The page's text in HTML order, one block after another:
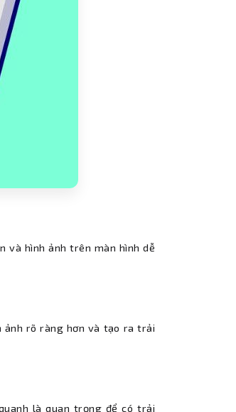
và hình ảnh trên màn hình dễ
ảnh rõ ràng hơn và tạo ra trải
là quan trọng để có trải